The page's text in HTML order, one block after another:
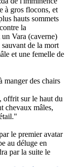
à gros flocons, et
hauts sommets
la
Vara (caverne)
de la mort
et une femelle de
manger des chairs
offrit sur le haut du
chevaux mâles,
le premier avatar
au déluge en
par la suite le